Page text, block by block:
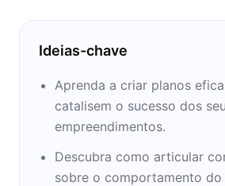
Ideias-chave
Aprenda a criar planos
catalisem o sucesso dos
empreendimentos.
Descubra como articular
sobre o comportamento